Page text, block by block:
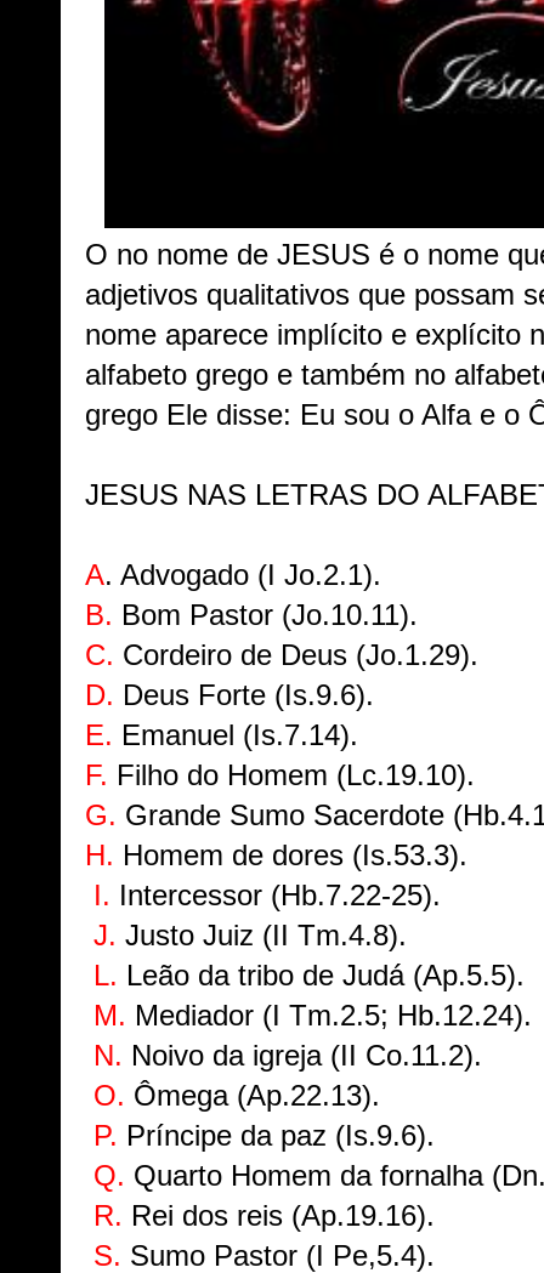
O no nome de JESUS é o nome
adjetivos qualitativos que possam
nome aparece implícito e explícito
alfabeto grego e também no
grego Ele disse: Eu sou o Alfa e o
JESUS NAS LETRAS DO
A. Advogado (I Jo.2.1).
B. Bom Pastor (Jo.10.11).
C. Cordeiro de Deus (Jo.1.29).
D. Deus Forte (Is.9.6).
E. Emanuel (Is.7.14).
F. Filho do Homem (Lc.19.10).
G. Grande Sumo Sacerdote
H. Homem de dores (Is.53.3).
I. Intercessor (Hb.7.22-25).
J. Justo Juiz (II Tm.4.8).
L. Leão da tribo de Judá (Ap.5.5).
M. Mediador (I Tm.2.5; Hb.12.24).
N. Noivo da igreja (II Co.11.2).
O. Ômega (Ap.22.13).
P. Príncipe da paz (Is.9.6).
Q. Quarto Homem da fornalha
R. Rei dos reis (Ap.19.16).
S. Sumo Pastor (I Pe,5.4).